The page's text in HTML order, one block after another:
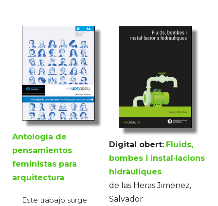
Antología de
pensamientos
feministas para
arquitectura
Este trabajo surge
Digital obert: Fluids,
bombes i instal·lacions
hidràuliques
de las Heras Jiménez,
Salvador